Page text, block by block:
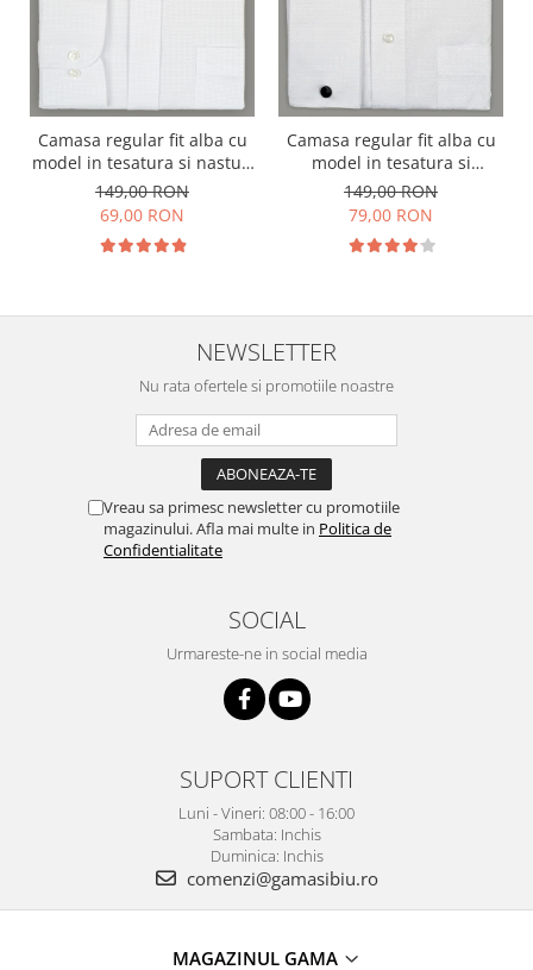
Camasa regular fit alba cu
model in tesatura si nasturi
ascunsi
149,00 RON
69,00 RON
Camasa regular fit alba cu
model in tesatura si
manseta dubla
149,00 RON
79,00 RON
NEWSLETTER
Nu rata ofertele si promotiile noastre
Vreau sa primesc newsletter cu promotiile
magazinului. Afla mai multe in Politica de
Confidentialitate
SOCIAL
Urmareste-ne in social media
SUPORT CLIENTI
Luni - Vineri: 08:00 - 16:00
Sambata: Inchis
Duminica: Inchis
comenzi@gamasibiu.ro
MAGAZINUL GAMA